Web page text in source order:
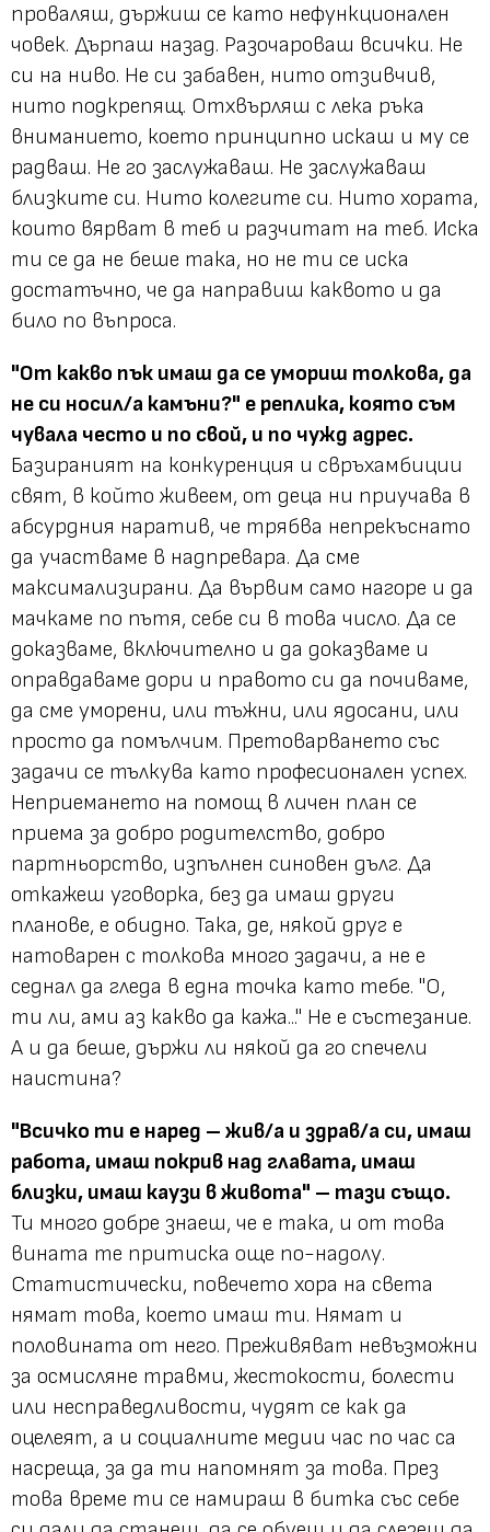
проваляш, държиш се като нефункционален
човек. Дърпаш назад. Разочароваш всички. Не
си на ниво. Не си забавен, нито отзивчив,
нито подкрепящ. Отхвърляш с лека ръка
вниманието, което принципно искаш и му се
радваш. Не го заслужаваш. Не заслужаваш
близките си. Нито колегите си. Нито хората,
които вярват в теб и разчитат на теб. Иска
ти се да не беше така, но не ти се иска
достатъчно, че да направиш каквото и да
било по въпроса.
"От какво пък имаш да се умориш толкова, да
не си носил/а камъни?" е реплика, която съм
чувала често и по свой, и по чужд адрес.
Базираният на конкуренция и свръхамбиции
свят, в който живеем, от деца ни приучава в
абсурдния наратив, че трябва непрекъснато
да участваме в надпревара. Да сме
максимализирани. Да вървим само нагоре и да
мачкаме по пътя, себе си в това число. Да се
доказваме, включително и да доказваме и
оправдаваме дори и правото си да почиваме,
да сме уморени, или тъжни, или ядосани, или
просто да помълчим. Претоварването със
задачи се тълкува като професионален успех.
Неприемането на помощ в личен план се
приема за добро родителство, добро
партньорство, изпълнен синовен дълг. Да
откажеш уговорка, без да имаш други
планове, е обидно. Така, де, някой друг е
натоварен с толкова много задачи, а не е
седнал да гледа в една точка като тебе. "О,
ти ли, ами аз какво да кажа..." Не е състезание.
А и да беше, държи ли някой да го спечели
наистина?
"Всичко ти е наред – жив/а и здрав/а си, имаш
работа, имаш покрив над главата, имаш
близки, имаш каузи в живота" – тази също.
Ти много добре знаеш, че е така, и от това
вината те притиска още по-надолу.
Статистически, повечето хора на света
нямат това, което имаш ти. Нямат и
половината от него. Преживяват невъзможни
за осмисляне травми, жестокости, болести
или несправедливости, чудят се как да
оцелеят, а и социалните медии час по час са
насреща, за да ти напомнят за това. През
това време ти се намираш в битка със себе